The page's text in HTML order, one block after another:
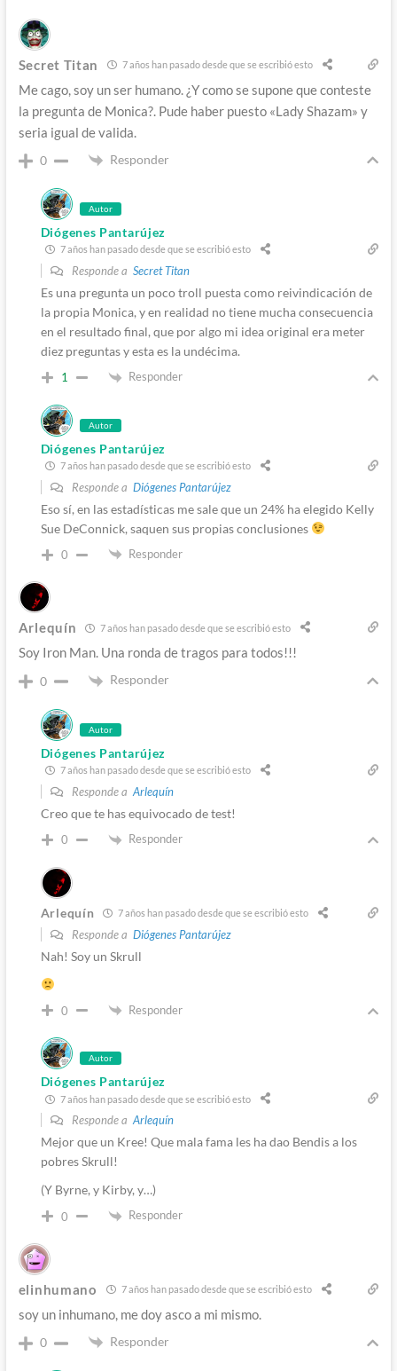
Secret Titan 7 años han pasado desde que se escribió esto
Me cago, soy un ser humano. ¿Y como se supone que conteste
la pregunta de Monica?. Pude haber puesto «Lady Shazam» y
seria igual de valida.
0 Responder
Autor
Diógenes Pantarújez
7 años han pasado desde que se escribió esto
Responde a Secret Titan
Es una pregunta un poco troll puesta como reivindicación de
la propia Monica, y en realidad no tiene mucha consecuencia
en el resultado final, que por algo mi idea original era meter
diez preguntas y esta es la undécima.
1 Responder
Autor
Diógenes Pantarújez
7 años han pasado desde que se escribió esto
Responde a Diógenes Pantarújez
Eso sí, en las estadísticas me sale que un 24% ha elegido Kelly
Sue DeConnick, saquen sus propias conclusiones
0 Responder
Arlequín 7 años han pasado desde que se escribió esto
Soy Iron Man. Una ronda de tragos para todos!!!
0 Responder
Autor
Diógenes Pantarújez
7 años han pasado desde que se escribió esto
Responde a Arlequín
Creo que te has equivocado de test!
0 Responder
Arlequín 7 años han pasado desde que se escribió esto
Responde a Diógenes Pantarújez
Nah! Soy un Skrull
0 Responder
Autor
Diógenes Pantarújez
7 años han pasado desde que se escribió esto
Responde aArlequín
Mejor que un Kree! Que mala fama les ha dao Bendis a los
pobres Skrull!
(Y Byrne, y Kirby, y…)
0 Responder
elinhumano 7 años han pasado desde que se escribió esto
soy un inhumano, me doy asco a mi mismo.
0 Responder